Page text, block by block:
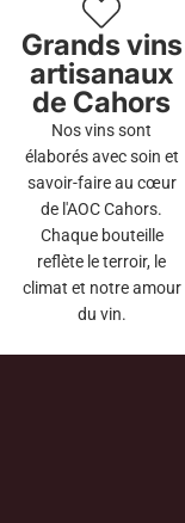
Grands vins
artisanaux
de Cahors
Nos vins sont
élaborés avec soin et
savoir-faire au cœur
de l'AOC Cahors.
Chaque bouteille
reflète le terroir, le
climat et notre amour
du vin.